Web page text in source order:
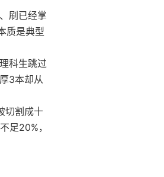
刷已经掌
质是典型
科生跳过
3本却从
切割成十
足20%，